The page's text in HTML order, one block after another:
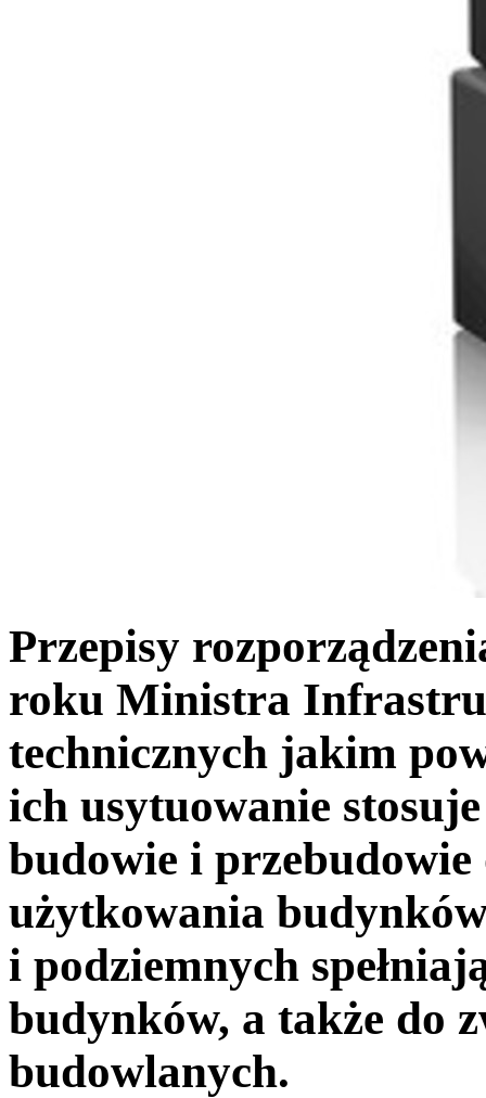
Przepisy
roku Ministra
technicznych jakim
ich usytuowanie
budowie i
użytkowania
i podziemnych
budynków, a także do
budowlanych.